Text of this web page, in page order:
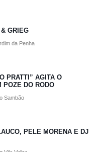
GRIEG
da Penha
PRATTI” AGITA O
POZE DO RODO
Sambão
PELE MORENA E DJ